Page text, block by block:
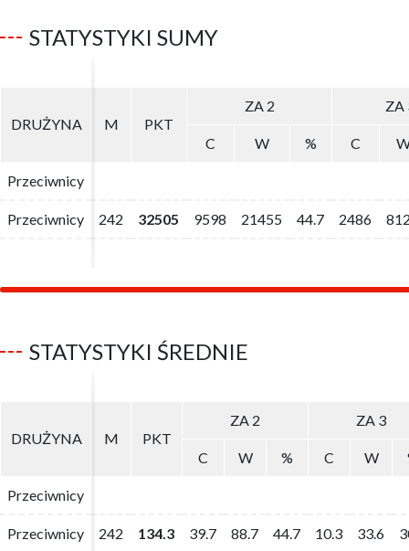
STATYSTYKI SUMY
DRUŻYNA M PKT
ZA 2 ZA
C
W % C
Przeciwnicy
Przeciwnicy 242 32505 9598 21455 44.7 2486
DRUŻYNA M PKT
ZA 2 ZA
C
W % C
Przeciwnicy
Przeciwnicy 242 32505 9598 21455 44.7 2486
STATYSTYKI ŚREDNIE
DRUŻYNA M PKT
ZA 2 ZA 3
C
W % C W
Przeciwnicy
Przeciwnicy 242 134.3 39.7 88.7 44.7 10.3 33.6
DRUŻYNA M PKT
ZA 2 ZA 3
C
W % C W
Przeciwnicy
Przeciwnicy 242 134.3 39.7 88.7 44.7 10.3 33.6